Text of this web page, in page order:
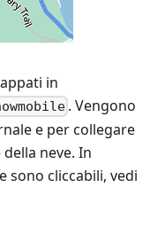
in
. Vengono
e per collegare
neve. In
sono cliccabili, vedi